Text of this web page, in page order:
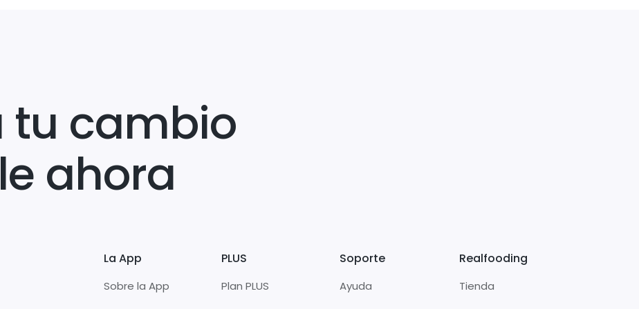
tu cambio
ahora
La App
Sobre la App
PLUS
Plan PLUS
Soporte
Ayuda
Realfooding
Tienda